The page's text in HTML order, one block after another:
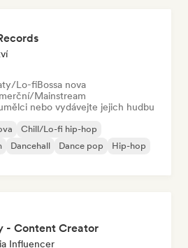
Lo-fiBossa nova
Mainstream
nebo vydávejte jejich hudbu
Chill/Lo-fi hip-hop
Dancehall Dance pop
Hip-hop
- Content Creator
Influencer